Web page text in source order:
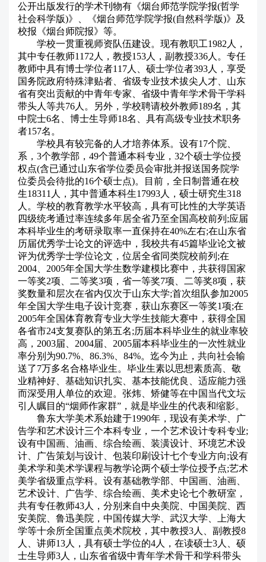
公开出版发行的学术刊物有《烟台师范学院学报(哲学
社会科学版)》、《烟台师范学院学报(自然科学版)》及
校报《烟台师院报》等。
学校一贯重视师资队伍建设。现有教职工1982人，
其中专任教师1172人，教授153人，副教授336人。专任
教师中具有博士学位者117人、硕士学位者393人，享受
国务院政府特殊津贴者、省级专业技术拔尖人才、山东
省有突出贡献的中青年专家、省级中青年学术骨干学科
带头人等共76人。另外，学校聘请校外教师189名，其
中院士6名、博士生导师18名、具有高级专业技术职务
者157名。
学校具有较完备的人才培养体系。设有17个院、
系，3个教学部，49个普通本科专业，32个硕士学位授
权点(含已通过山东省学位委员会审批并报送国务院学
位委员会待批的16个硕士点)。目前，全日制普通在校
生18311人，其中普通本科生17993人，硕士研究生318
人。学校的教育教学水平较高，具有可比性的大学英语
四级统考通过率连续多年居全省乃至全国高校前列;应届
本科毕业生的考研录取率一直保持在40%左右;在山东省
历届优秀学士论文的评选中，我校共有45篇毕业论文被
评为优秀学士学位论文，位居全省同类院校前列;在
2004、2005年全国大学生数学建模比赛中，共获得国家
一等奖2项、二等奖3项，省一等奖7项、二等奖8项，获
奖数量和层次在省内仅次于山东大学;首次组队参加2005
年全国大学生电子设计竞赛，获山东赛区一等奖1项;在
2005年全国体育教育专业大学生技能大赛中，获得全国
各省市24支复赛队的第五名;历届本科毕业生的就业率较
高，2003届、2004届、2005届本科毕业生的一次性就业
率分别为90.7%、86.3%、84%。迄今为止，共向社会输
送了7万多名合格毕业生。毕业生素以思想素质高、敬
业精神好、基础知识扎实、基本技能优良、适应能力强
而深受用人单位的欢迎。张炜、矫健等在中国当代文坛
引人瞩目的“烟师作家群”，就是毕业生的代表和缩影。
鲁东大学美术系始建于1990年，现设有美术学、广
告学和艺术设计三个本科专业，一个艺术设计专科专业;
设有中国画、油画、综合绘画、装潢设计、环境艺术设
计、广告策划与设计、包装印刷设计七个专业方向;设有
美术学和美术学课程与教学论两个硕士学位授予点;艺术
美学省级重点学科。设有基础教学部、中国画、油画、
艺术设计、广告学、综合绘画、美术史论七个教研室，
共有专任教师43人，分别来自中央美院、中国美院、西
安美院、鲁迅美院，中国传媒大学、武汉大学、上海大
学等十余所全国重点美术院校，其中教授3人、副教授8
人、讲师13人，具有硕士学位的4人，在读硕士3人、硕
士生导师3人，山东省省级中青年学术骨干和学科带头